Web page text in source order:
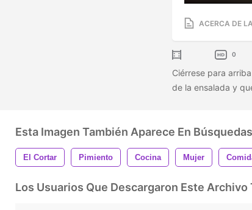
ACERCA DE
0
Ciérrese para
de la ensalada y
Esta Imagen También Aparece En
El Cortar Pimiento Cocina Mujer
Los Usuarios Que Descargaron Este